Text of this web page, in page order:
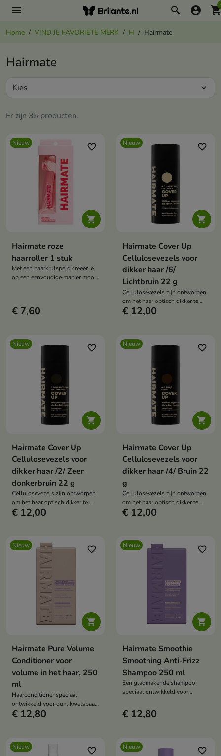
menu search account_circle
Home VIND JE FAVORIETE MERK H Hairmate
Hairmate
Er zijn 35 producten.
Kies expand_more
Nieuw

favorite_border
Hairmate roze
haarroller 1 stuk
Met een haarkrulspeld creëer je
op een eenvoudige manier mooie
€ 7,60
Nieuw

favorite_border
Hairmate Cover Up
Cellulosevezels voor
dikker haar /6/
Lichtbruin 22 g
Cellulosevezels zijn ontworpen
om het haar optisch dikker te
maken en plekken waar de
€ 12,00
Nieuw

favorite_border
Hairmate Cover Up
Cellulosevezels voor
dikker haar /2/ Zeer
donkerbruin 22 g
Cellulosevezels zijn ontworpen
om het haar optisch dikker te
maken en plekken waar de
€ 12,00
Nieuw

favorite_border
Hairmate Cover Up
Cellulosevezels voor
dikker haar /4/ Bruin 22
g
Cellulosevezels zijn ontworpen
om het haar optisch dikker te
maken en plekken waar de
€ 12,00
Nieuw

favorite_border
Hairmate Pure Volume
Conditioner voor
volume in het haar, 250
ml
Haarconditioner speciaal
ontwikkeld voor dun, kwetsbaar
en futloos haar.
€ 12,80
Nieuw

favorite_border
Hairmate Smoothie
Smoothing Anti-Frizz
Shampoo 250 ml
Een gladmakende shampoo
speciaal ontwikkeld voor
haar.
€ 12,80
Nieuw favorite_border Nieuw favorite_border